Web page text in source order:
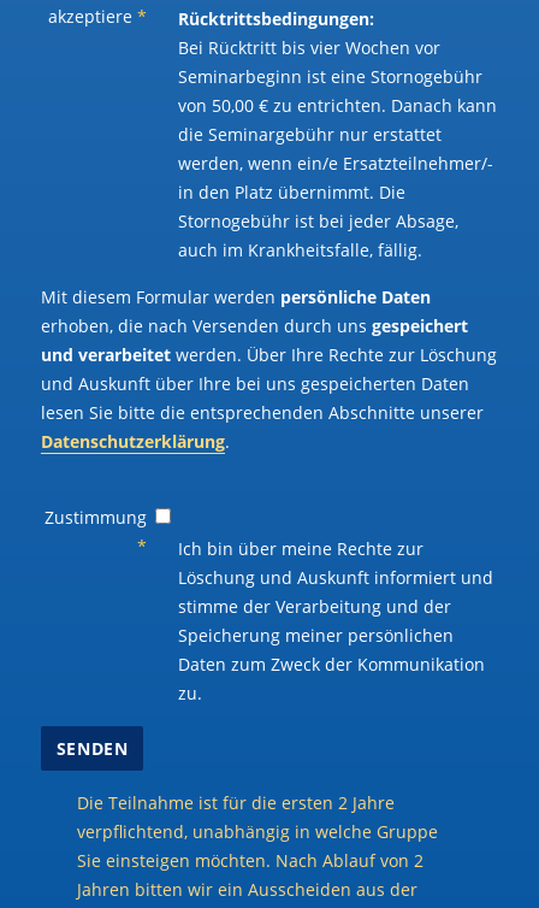
akzeptiere *
Rücktrittsbedingungen:
Bei Rücktritt bis vier Wochen vor
Seminarbeginn ist eine Stornogebühr
von 50,00 € zu entrichten. Danach kann
die Seminargebühr nur erstattet
werden, wenn ein/e Ersatzteilnehmer/-
in den Platz übernimmt. Die
Stornogebühr ist bei jeder Absage,
auch im Krankheitsfalle, fällig.
Mit diesem Formular werden persönliche Daten
erhoben, die nach Versenden durch unsgespeichert
und verarbeitet werden. Über Ihre Rechte zur Löschung
und Auskunft über Ihre bei uns gespeicherten Daten
lesen Sie bitte die entsprechenden Abschnitte unserer
Datenschutzerklärung.
Zustimmung
*
Ich bin über meine Rechte zur
Löschung und Auskunft informiert und
stimme der Verarbeitung und der
Speicherung meiner persönlichen
Daten zum Zweck der Kommunikation
zu.
Die Teilnahme ist für die ersten 2 Jahre
verpflichtend, unabhängig in welche Gruppe
Sie einsteigen möchten. Nach Ablauf von 2
Jahren bitten wir ein Ausscheiden aus der